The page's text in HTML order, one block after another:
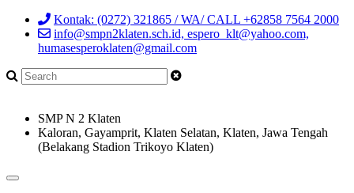
Kontak: (0272) 321865 / WA/ CALL +62858 7564 2000
info@smpn2klaten.sch.id, espero_klt@yahoo.com,
humasesperoklaten@gmail.com
SMP N 2 Klaten
Kaloran, Gayamprit, Klaten Selatan, Klaten, Jawa Tengah
(Belakang Stadion Trikoyo Klaten)